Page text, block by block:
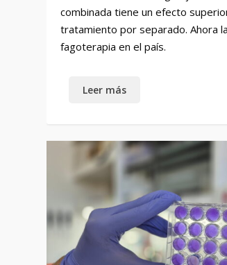
combinada tiene un efecto
tratamiento por separado. Ahora
fagoterapia en el país.